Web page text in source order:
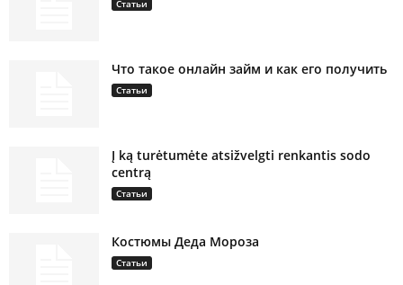
Статьи
Что такое онлайн займ и как его получить
Статьи
Į ką turėtumėte atsižvelgti renkantis sodo
centrą
Статьи
Костюмы Деда Мороза
Статьи